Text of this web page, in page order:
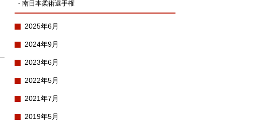
- 南日本柔術選手権
2025年6月
2024年9月
2023年6月
2022年5月
2021年7月
2019年5月